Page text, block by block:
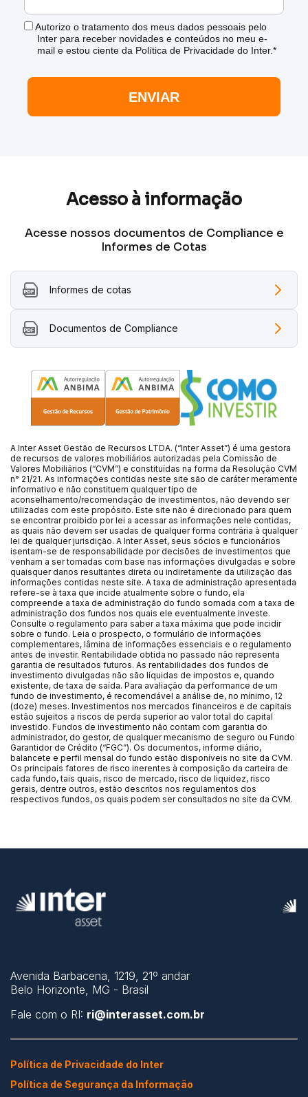
Autorizo o tratamento dos meus dados pessoais pelo
Inter para receber novidades e conteúdos no meu e-
mail e estou ciente da Política de Privacidade do Inter.*
ENVIAR
Acesso à informação
Acesse nossos documentos de Compliance e
Informes de Cotas
Informes de cotas
Documentos de Compliance
A Inter Asset Gestão de Recursos LTDA. (“Inter Asset”) é uma gestora
de recursos de valores mobiliários autorizadas pela Comissão de
Valores Mobiliários (“CVM”) e constituídas na forma da Resolução CVM
n° 21/21. As informações contidas neste site são de caráter meramente
informativo e não constituem qualquer tipo de
aconselhamento/recomendação de investimentos, não devendo ser
utilizadas com este propósito. Este site não é direcionado para quem
se encontrar proibido por lei a acessar as informações nele contidas,
as quais não devem ser usadas de qualquer forma contrária à qualquer
lei de qualquer jurisdição. A Inter Asset, seus sócios e funcionários
isentam-se de responsabilidade por decisões de investimentos que
venham a ser tomadas com base nas informações divulgadas e sobre
quaisquer danos resultantes direta ou indiretamente da utilização das
informações contidas neste site. A taxa de administração apresentada
refere-se à taxa que incide atualmente sobre o fundo, ela
compreende a taxa de administração do fundo somada com a taxa de
administração dos fundos nos quais ele eventualmente investe.
Consulte o regulamento para saber a taxa máxima que pode incidir
sobre o fundo. Leia o prospecto, o formulário de informações
complementares, lâmina de informações essenciais e o regulamento
antes de investir. Rentabilidade obtida no passado não representa
garantia de resultados futuros. As rentabilidades dos fundos de
investimento divulgadas não são líquidas de impostos e, quando
existente, de taxa de saída. Para avaliação da performance de um
fundo de investimento, é recomendável a análise de, no mínimo, 12
(doze) meses. Investimentos nos mercados financeiros e de capitais
estão sujeitos a riscos de perda superior ao valor total do capital
investido. Fundos de investimento não contam com garantia do
administrador, do gestor, de qualquer mecanismo de seguro ou Fundo
Garantidor de Crédito (“FGC”). Os documentos, informe diário,
balancete e perfil mensal do fundo estão disponíveis no site da CVM.
Os principais fatores de risco inerentes à composição da carteira de
cada fundo, tais quais, risco de mercado, risco de liquidez, risco
gerais, dentre outros, estão descritos nos regulamentos dos
respectivos fundos, os quais podem ser consultados no site da CVM.
Avenida Barbacena, 1219, 21º andar
Belo Horizonte, MG - Brasil
Fale com o RI: ri@interasset.com.br
Política de Privacidade do Inter
Política de Segurança da Informação